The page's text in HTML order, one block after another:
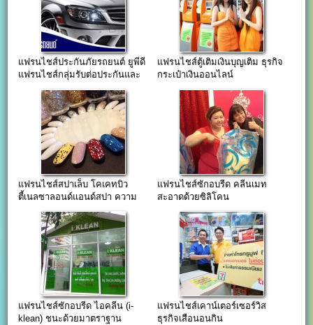
แฟรนไชส์ประกันภัยรถยนต์ ยูพีดี
แฟรนไชส์กลุ่มรับต่อประกันและ
แฟรนไชส์ตู้เติมเงินบุญเติม ธุรกิจ
กระเป๋าเงินออนไลน์
แฟรนไชส์สปาเล็บ โคเคทบิว
ตี้เนลซาลอนด์แอนด์สปา ความ
แฟรนไชส์ซักอบรีด คลีนเมท
สะอาดด้วยซิลิโคน
แฟรนไชส์ซักอบรีด ไอคลีน (i-
klean) ชนะด้วยมาตราฐาน
แฟรนไชส์เคาน์เตอร์เซอร์วิส
ธุรกิจเสือนอนกิน